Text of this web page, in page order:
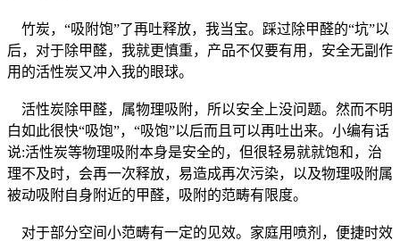
竹炭，“吸附饱”了再吐释放，我当宝。踩过除甲醛的“坑”以
后，对于除甲醛，我就更慎重，产品不仅要有用，安全无副作
用的活性炭又冲入我的眼球。
活性炭除甲醛，属物理吸附，所以安全上没问题。然而不明
白如此很快“吸饱”，“吸饱”以后而且可以再吐出来。小编有话
说:活性炭等物理吸附本身是安全的，但很轻易就就饱和，治
理不及时，会再一次释放，易造成再次污染，以及物理吸附属
被动吸附自身附近的甲醛，吸附的范畴有限度。
对于部分空间小范畴有一定的见效。家庭用喷剂，便捷时效